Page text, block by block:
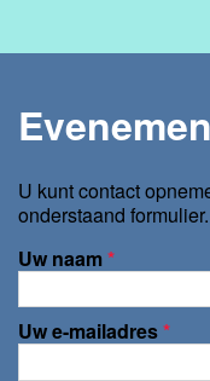
U kunt contact
onderstaand formulier.
Uw naam*
Uw e-mailadres*